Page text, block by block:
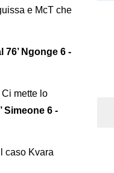
e McT che
76’ Ngonge 6 -
mette lo
Simeone 6 -
caso Kvara